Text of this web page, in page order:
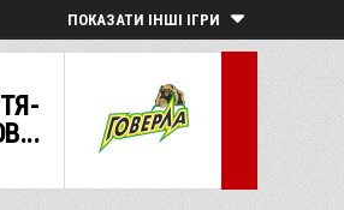
ПОКАЗАТИ ІНШІ ІГРИ